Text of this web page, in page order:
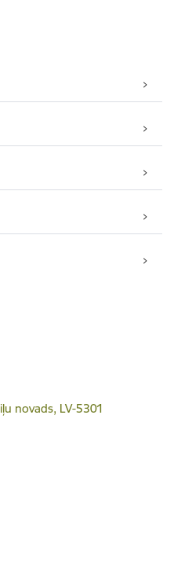
novads, LV-5301